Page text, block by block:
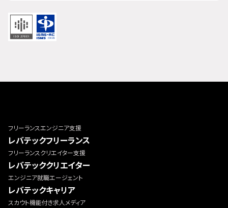
フリーランスエンジニア支援
レバテックフリーランス
フリーランスクリエイター支援
レバテッククリエイター
エンジニア就職エージェント
レバテックキャリア
スカウト機能付き求人メディア